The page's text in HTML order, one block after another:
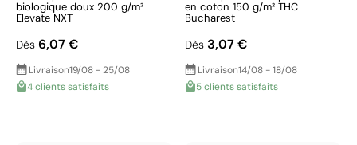
biologique doux 200 g/m²
Elevate NXT
Dès 6,07 €
Livraison19/08 - 25/08
4 clients satisfaits
en coton 150 g/m² THC
Bucharest
Dès 3,07 €
Livraison14/08 - 18/08
5 clients satisfaits